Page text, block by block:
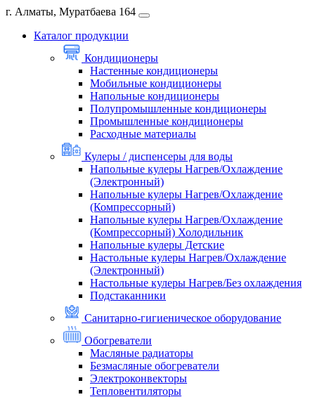
г. Алматы, Муратбаева 164
Каталог продукции
Кондиционеры
Настенные кондиционеры
Мобильные кондиционеры
Напольные кондиционеры
Полупромышленные кондиционеры
Промышленные кондиционеры
Расходные материалы
Кулеры / диспенсеры для воды
Напольные кулеры Нагрев/Охлаждение
(Электронный)
Напольные кулеры Нагрев/Охлаждение
(Компрессорный)
Напольные кулеры Нагрев/Охлаждение
(Компрессорный) Холодильник
Напольные кулеры Детские
Настольные кулеры Нагрев/Охлаждение
(Электронный)
Настольные кулеры Нагрев/Без охлаждения
Подстаканники
Санитарно-гигиеническое оборудование
Обогреватели
Масляные радиаторы
Безмасляные обогреватели
Электроконвекторы
Тепловентиляторы